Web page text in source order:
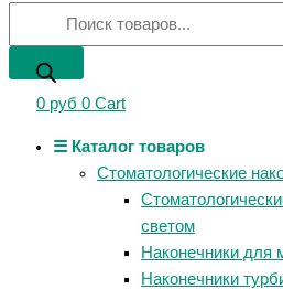
0 руб 0 Cart
☰ Каталог товаров
Стоматологические
светом
Наконечники для
Наконечники